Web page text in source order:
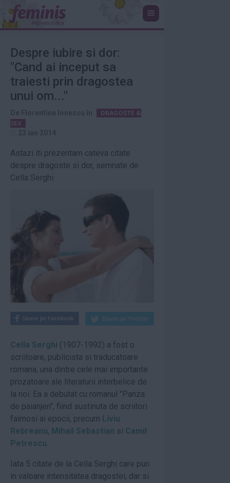
Despre iubire si dor:
"Cand ai inceput sa
traiesti prin dragostea
unui om..."
DRAGOSTE &
SEX
Astazi iti prezentam cateva citate
despre dragoste si dor, semnate de
Cella Serghi.
Cella Serghi (1907-1992) a fost o
scriitoare, publicista si traducatoare
romana, una dintre cele mai importante
prozatoare ale literaturii interbelice de
la noi. Ea a debutat cu romanul "Panza
de paianjen", fiind sustinuta de scriitori
faimosi ai epocii, precum Liviu
Rebreanu, Mihail Sebastian si Camil
Petrescu.
Iata 5 citate de la Cella Serghi care pun
in valoare intensitatea dragostei, dar si